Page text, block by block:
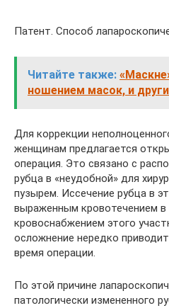
Патент. Способ
Читайте также:
ношением масок, и
Для коррекции
женщинам предлагается
операция. Это связано с
рубца в «неудобной» для
пузырем. Иссечение рубца в
выраженным кровотечением в
кровоснабжением этого
осложнение нередко
время операции.
По этой причине
патологически измененного